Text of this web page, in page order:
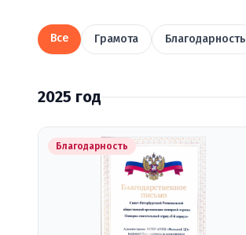
Все Грамота Благодарность
2025 год
Благодарность